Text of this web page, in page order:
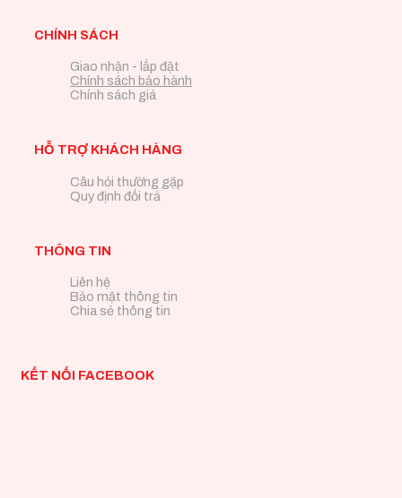
CHÍNH SÁCH
Giao nhận - lắp đặt
Chính sách bảo hành
Chính sách giá
HỖ TRỢ KHÁCH HÀNG
Câu hỏi thường gặp
Quy định đổi trả
THÔNG TIN
Liên hệ
Bảo mật thông tin
Chia sẻ thông tin
KẾT NỐI FACEBOOK